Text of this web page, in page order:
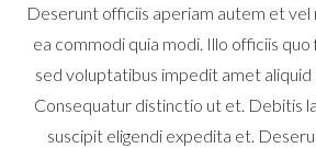
Deserunt officiis aperiam autem et vel
ea commodi quia modi. Illo officiis
sed voluptatibus impedit amet aliquid
Consequatur distinctio ut et. Debitis
suscipit eligendi expedita et.